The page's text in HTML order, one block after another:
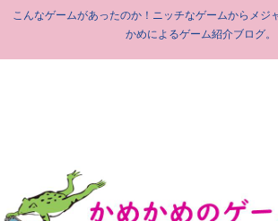
こんなゲームがあったのか！ニッチなゲームからメジ
かめによるゲーム紹介ブログ。